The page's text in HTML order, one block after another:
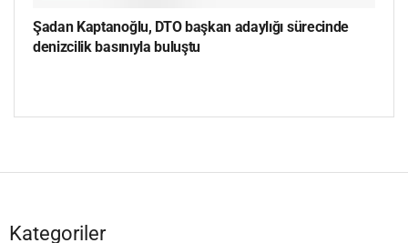
Şadan Kaptanoğlu, DTO başkan adaylığı sürecinde
denizcilik basınıyla buluştu
Kategoriler